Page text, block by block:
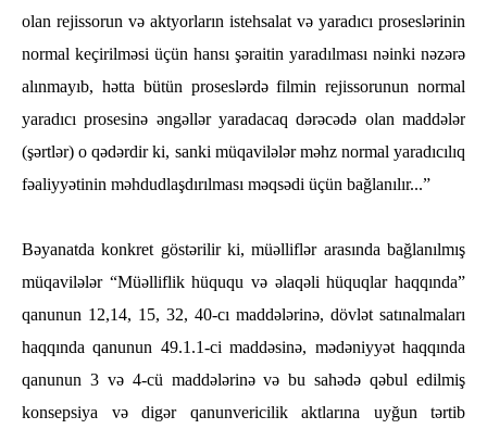
olan rejissorun və aktyorların istehsalat və yaradıcı proseslərinin
normal keçirilməsi üçün hansı şəraitin yaradılması nəinki nəzərə
alınmayıb, hətta bütün proseslərdə filmin rejissorunun normal
yaradıcı prosesinə əngəllər yaradacaq dərəcədə olan maddələr
(şərtlər) o qədərdir ki, sanki müqavilələr məhz normal yaradıcılıq
fəaliyyətinin məhdudlaşdırılması məqsədi üçün bağlanılır...”
Bəyanatda konkret göstərilir ki, müəlliflər arasında bağlanılmış
müqavilələr “Müəlliflik hüququ və əlaqəli hüquqlar haqqında”
qanunun 12,14, 15, 32, 40-cı maddələrinə, dövlət satınalmaları
haqqında qanunun 49.1.1-ci maddəsinə, mədəniyyət haqqında
qanunun 3 və 4-cü maddələrinə və bu sahədə qəbul edilmiş
konsepsiya və digər qanunvericilik aktlarına uyğun tərtib